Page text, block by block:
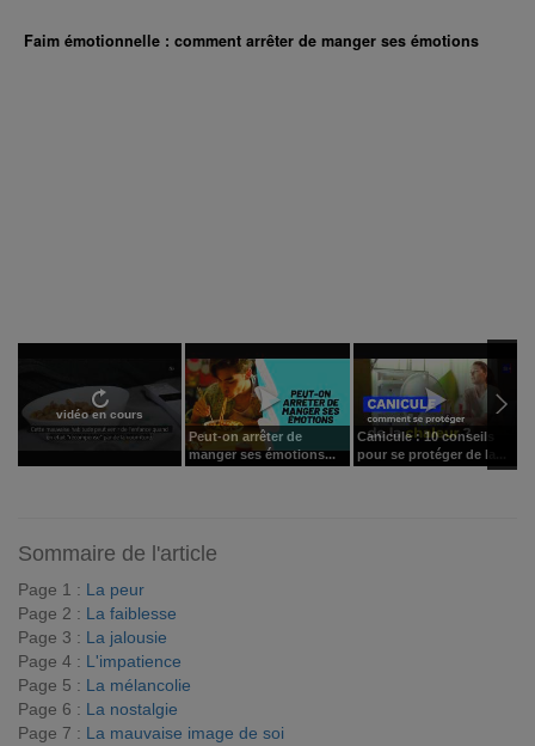
Faim émotionnelle : comment arrêter de manger ses émotions
vidéo en cours
Peut-on arrêter de
manger ses émotions...
Canicule : 10 conseils
pour se protéger de la...
Sommaire de l'article
Page 1 : La peur
Page 2 : La faiblesse
Page 3 : La jalousie
Page 4 : L'impatience
Page 5 : La mélancolie
Page 6 : La nostalgie
Page 7 : La mauvaise image de soi